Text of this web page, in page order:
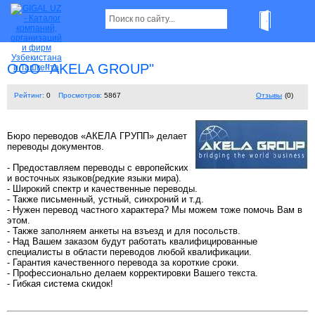
OOO "AKELA GROUP"
Рейтинг: 0 Просмотров: 5867 Отзывы (0)
Бюро переводов «АКЕЛА ГРУПП» делает
переводы документов.
- Предоставляем переводы с европейских
и восточных языков(редкие языки мира).
- Широкий спектр и качественные переводы.
- Также письменный, устный, синхроний и т.д.
- Нужен перевод частного характера? Мы можем тоже помочь Вам в
этом.
- Также заполняем анкеты на взъезд и для посольств.
- Над Вашем заказом будут работать квалифицированные
специалисты в области переводов любой квалификации.
- Гарантия качественного перевода за короткие сроки.
- Профессионально делаем корректировки Вашего текста.
- Гибкая система скидок!